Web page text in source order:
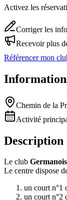
Activez les
Corriger les
Recevoir plus
Référencer mon
Chemin de la
Activité
Description
Le club
Le centre dispose
un court n°1
un court n°2